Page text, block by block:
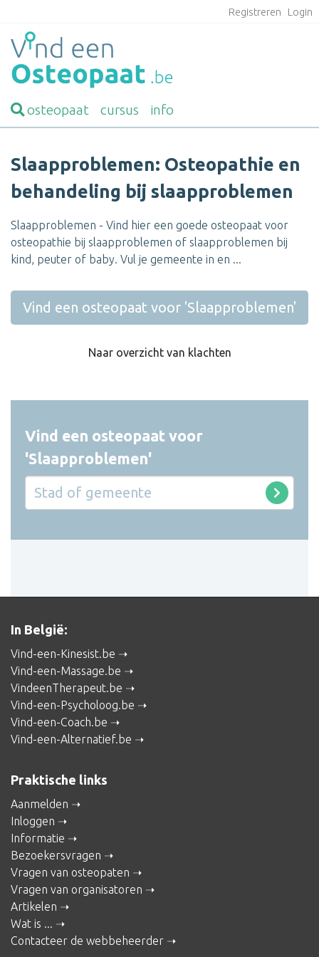
Registreren Login
osteopaat cursus info
Slaapproblemen: Osteopathie en
behandeling bij slaapproblemen
Slaapproblemen - Vind hier een goede osteopaat voor
osteopathie bij slaapproblemen of slaapproblemen bij
kind, peuter of baby. Vul je gemeente in en ...
Vind een osteopaat voor 'Slaapproblemen'
Naar overzicht van klachten
Vind een osteopaat voor
'Slaapproblemen'
In België:
Vind-een-Kinesist.be
Vind-een-Massage.be
VindeenTherapeut.be
Vind-een-Psycholoog.be
Vind-een-Coach.be
Vind-een-Alternatief.be
Praktische links
Aanmelden
Inloggen
Informatie
Bezoekersvragen
Vragen van osteopaten
Vragen van organisatoren
Artikelen
Wat is ...
Contacteer de webbeheerder